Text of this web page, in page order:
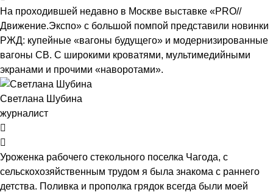
На проходившей недавно в Мос­кве выставке «PRO//
Движение.Экспо» с большой помпой представили новинки
РЖД: купейные «вагоны будущего» и модернизированные
вагоны СВ. С широкими кроватями, мультимедийными
экранами и прочими «наворотами».
Светлана Шубина
журналист
Уроженка рабочего стекольного поселка Чагода, с
сельскохозяйственным трудом я была знакома с раннего
детства. Поливка и прополка грядок всегда были моей